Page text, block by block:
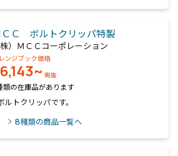
ＣＣ ボルトクリッパ特製
株）ＭＣＣコーポレーション
ンジブック価格
6,143~ 税抜
類の在庫品があります
トクリッパです。
8種類の商品一覧へ